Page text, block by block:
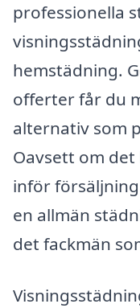
professionella
hemstädning.
offerter får du
alternativ som
Oavsett om
inför
en allmän
det fackmän